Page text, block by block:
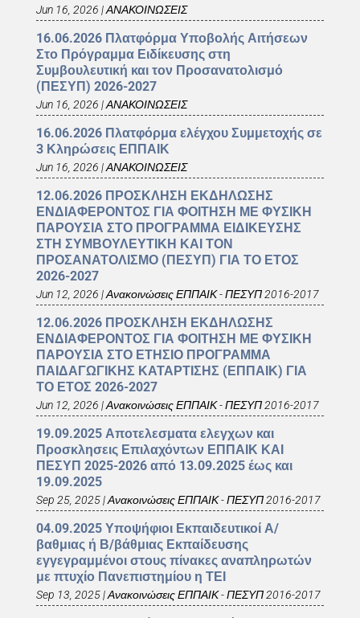
Jun 16, 2026 |ΑΝΑΚΟΙΝΩΣΕΙΣ
16.06.2026 Πλατφόρμα Υποβολής Αιτήσεων
Στο Πρόγραμμα Ειδίκευσης στη
Συμβουλευτική και τον Προσανατολισμό
(ΠΕΣΥΠ) 2026-2027
Jun 16, 2026 |ΑΝΑΚΟΙΝΩΣΕΙΣ
16.06.2026 Πλατφόρμα ελέγχου Συμμετοχής σε
3 Κληρώσεις ΕΠΠΑΙΚ
Jun 16, 2026 |ΑΝΑΚΟΙΝΩΣΕΙΣ
12.06.2026 ΠΡΟΣΚΛΗΣΗ ΕΚΔΗΛΩΣΗΣ
ΕΝΔΙΑΦΕΡΟΝΤΟΣ ΓΙΑ ΦΟΙΤΗΣΗ ΜΕ ΦΥΣΙΚΗ
ΠΑΡΟΥΣΙΑ ΣΤΟ ΠΡΟΓΡΑΜΜΑ ΕΙΔΙΚΕΥΣΗΣ
ΣΤΗ ΣΥΜΒΟΥΛΕΥΤΙΚΗ ΚΑΙ ΤΟΝ
ΠΡΟΣΑΝΑΤΟΛΙΣΜΟ (ΠΕΣΥΠ) ΓΙΑ ΤΟ ΕΤΟΣ
2026-2027
Jun 12, 2026 |Ανακοινώσεις ΕΠΠΑΙΚ - ΠΕΣΥΠ 2016-2017
12.06.2026 ΠΡΟΣΚΛΗΣΗ ΕΚΔΗΛΩΣΗΣ
ΕΝΔΙΑΦΕΡΟΝΤΟΣ ΓΙΑ ΦΟΙΤΗΣΗ ΜΕ ΦΥΣΙΚΗ
ΠΑΡΟΥΣΙΑ ΣΤΟ ΕΤΗΣΙΟ ΠΡΟΓΡΑΜΜΑ
ΠΑΙΔΑΓΩΓΙΚΗΣ ΚΑΤΑΡΤΙΣΗΣ (ΕΠΠΑΙΚ) ΓΙΑ
ΤΟ ΕΤΟΣ 2026-2027
Jun 12, 2026 |Ανακοινώσεις ΕΠΠΑΙΚ - ΠΕΣΥΠ 2016-2017
19.09.2025 Αποτελεσματα ελεγχων και
Προσκλησεις Επιλαχόντων ΕΠΠΑΙΚ ΚΑΙ
ΠΕΣΥΠ 2025-2026 από 13.09.2025 έως και
19.09.2025
Sep 25, 2025|Ανακοινώσεις ΕΠΠΑΙΚ - ΠΕΣΥΠ 2016-2017
04.09.2025 Υποψήφιοι Εκπαιδευτικοί Α/
βαθμιας ή Β/βάθμιας Εκπαίδευσης
εγγεγραμμένοι στους πίνακες αναπληρωτών
με πτυχίο Πανεπιστημίου η ΤΕΙ
Sep 13, 2025|Ανακοινώσεις ΕΠΠΑΙΚ - ΠΕΣΥΠ 2016-2017